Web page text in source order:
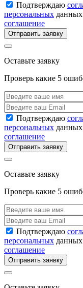
Подтверждаю
персональных
соглашение
Отправить заявку
Оставьте заявку
Проверь какие 5
Подтверждаю
персональных
соглашение
Отправить заявку
Оставьте заявку
Проверь какие 5
Подтверждаю
персональных
соглашение
Отправить заявку